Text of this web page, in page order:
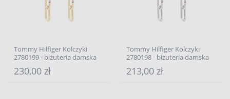
Tommy Hilfiger Kolczyki
2780199 - biżuteria damska
230,00 zł
Tommy Hilfiger Kolczyki
2780198 - biżuteria damska
213,00 zł